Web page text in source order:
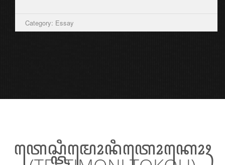
Category: Essay
ꦠꦺꦱ꧀ꦠꦶꦩꦺꦴꦤꦶꦠꦺꦴꦏꦺꦴꦃ